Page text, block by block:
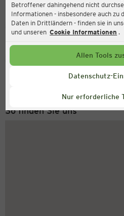
Betroffener dahingehend nicht
Informationen - insbesondere auch zu
Daten in Drittländern - finden sie in
und unseren Cookie Informationen .
Allen Tools
Datenschutz-
Nur erforderliche
Aktuell:
Geschlossen
Service Hotline
+43 (0) 1 2675 502
So finden Sie uns